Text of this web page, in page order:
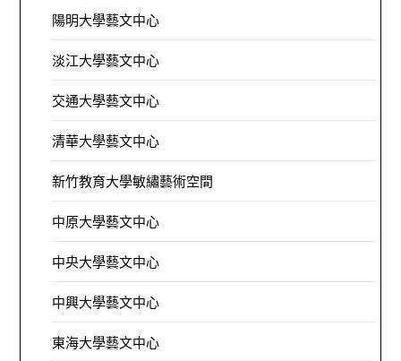
陽明大學藝文中心
淡江大學藝文中心
交通大學藝文中心
清華大學藝文中心
新竹教育大學敏繡藝術空間
中原大學藝文中心
中央大學藝文中心
中興大學藝文中心
東海大學藝文中心